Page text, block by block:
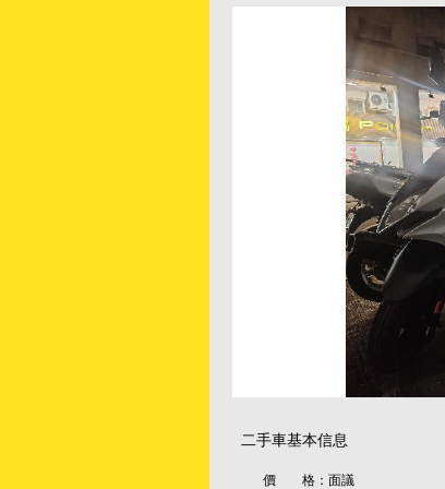
二手車基本信息
價 格： 面議